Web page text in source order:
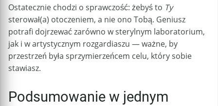
Ostatecznie chodzi o sprawczość: żebyś to Ty
sterował(a) otoczeniem, a nie ono Tobą. Geniusz
potrafi dojrzewać zarówno w sterylnym laboratorium,
jak i w artystycznym rozgardiaszu — ważne, by
przestrzeń była sprzymierzeńcem celu, który sobie
stawiasz.
Podsumowanie w jednym